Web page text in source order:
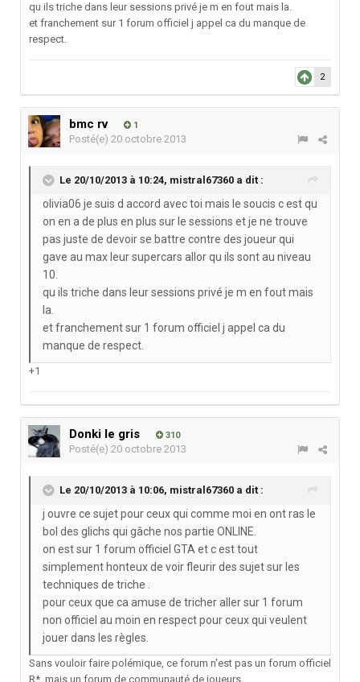
qu ils triche dans leur sessions privé je m en fout mais la.
et franchement sur 1 forum officiel j appel ca du manque de
respect.
2
bmc rv 1
Posté(e) 20 octobre 2013
Le 20/10/2013 à 10:24, mistral67360 a dit :
olivia06 je suis d accord avec toi mais le soucis c est qu
on en a de plus en plus sur le sessions et je ne trouve
pas juste de devoir se battre contre des joueur qui
gave au max leur supercars allor qu ils sont au niveau
10.
qu ils triche dans leur sessions privé je m en fout mais
la.
et franchement sur 1 forum officiel j appel ca du
manque de respect.
+1
Donki le gris 310
Posté(e) 20 octobre 2013
Le 20/10/2013 à 10:06, mistral67360 a dit :
j ouvre ce sujet pour ceux qui comme moi en ont ras le
bol des glichs qui gâche nos partie ONLINE.
on est sur 1 forum officiel GTA et c est tout
simplement honteux de voir fleurir des sujet sur les
techniques de triche .
pour ceux que ca amuse de tricher aller sur 1 forum
non officiel au moin en respect pour ceux qui veulent
jouer dans les règles.
Sans vouloir faire polémique, ce forum n'est pas un forum officiel
R*, mais un forum de communauté de joueurs.